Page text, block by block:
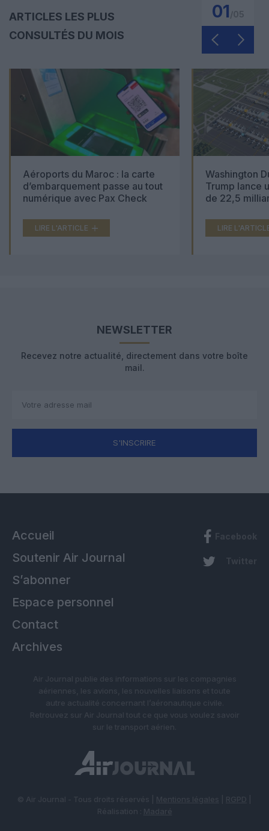
ARTICLES LES PLUS
CONSULTÉS DU MOIS
01
Aéroports du Maroc : la carte
d’embarquement passe au tout
numérique avec Pax Check
LIRE L'ARTICLE
Washington
Trump lance
de 22,5
LIRE
NEWSLETTER
Recevez notre actualité, directement dans votre boîte
mail.
S'INSCRIRE
Accueil
Soutenir Air Journal
S’abonner
Espace personnel
Contact
Archives